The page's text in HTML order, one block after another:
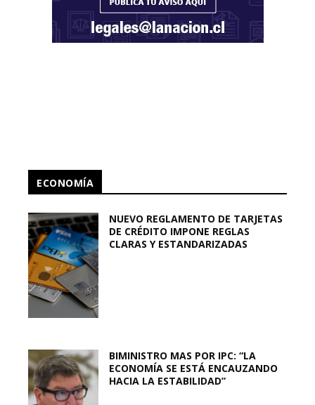
ECONOMÍA
NUEVO REGLAMENTO DE TARJETAS
DE CRÉDITO IMPONE REGLAS
CLARAS Y ESTANDARIZADAS
BIMINISTRO MAS POR IPC: “LA
ECONOMÍA SE ESTÁ ENCAUZANDO
HACIA LA ESTABILIDAD”